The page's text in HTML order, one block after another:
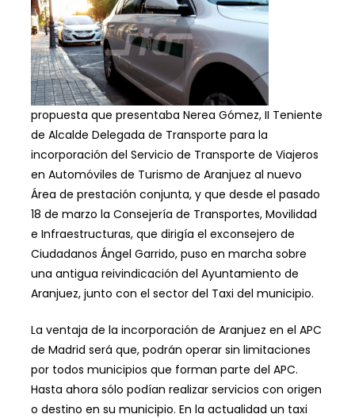
propuesta que presentaba Nerea Gómez, II Teniente
de Alcalde Delegada de Transporte para la
incorporación del Servicio de Transporte de Viajeros
en Automóviles de Turismo de Aranjuez al nuevo
Área de prestación conjunta, y que desde el pasado
18 de marzo la Consejería de Transportes, Movilidad
e Infraestructuras, que dirigía el exconsejero de
Ciudadanos Ángel Garrido, puso en marcha sobre
una antigua reivindicación del Ayuntamiento de
Aranjuez, junto con el sector del Taxi del municipio.
La ventaja de la incorporación de Aranjuez en el APC
de Madrid será que, podrán operar sin limitaciones
por todos municipios que forman parte del APC.
Hasta ahora sólo podían realizar servicios con origen
o destino en su municipio. En la actualidad un taxi